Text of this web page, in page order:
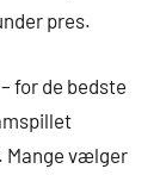
pres.
for de bedste
Mange vælger